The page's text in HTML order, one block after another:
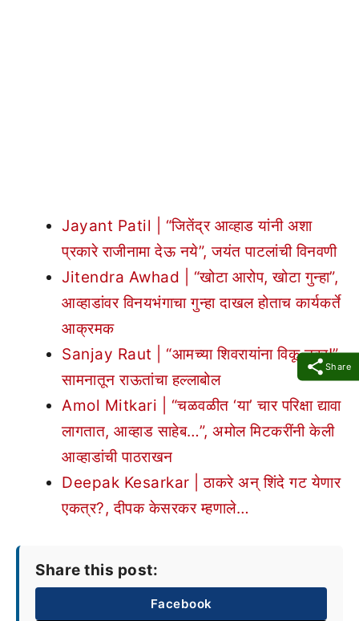
Share
Jayant Patil | “जितेंद्र आव्हाड यांनी अशा
प्रकारे राजीनामा देऊ नये”, जयंत पाटलांची विनवणी
Jitendra Awhad | “खोटा आरोप, खोटा गुन्हा”,
आव्हाडांवर विनयभंगाचा गुन्हा दाखल होताच कार्यकर्ते
आक्रमक
Sanjay Raut | “आमच्या शिवरायांना विकू नका!”,
सामनातून राऊतांचा हल्लाबोल
Amol Mitkari | “चळवळीत ‘या’ चार परिक्षा द्यावा
लागतात, आव्हाड साहेब…”, अमोल मिटकरींनी केली
आव्हाडांची पाठराखन
Deepak Kesarkar | ठाकरे अन् शिंदे गट येणार
एकत्र?, दीपक केसरकर म्हणाले…
Share this post:
Facebook